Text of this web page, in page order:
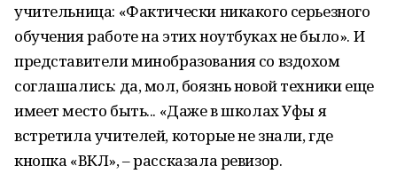
учительница: «Фактически никакого серьезного
обучения работе на этих ноутбуках не было». И
представители минобразования со вздохом
соглашались: да, мол, боязнь новой техники еще
имеет место быть... «Даже в школах Уфы я
встретила учителей, которые не знали, где
кнопка «ВКЛ», – рассказала ревизор.